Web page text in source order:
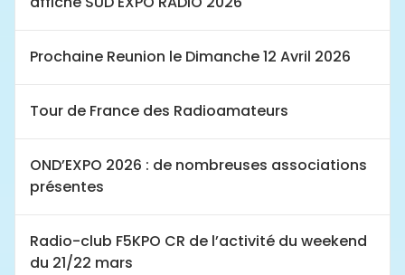
Prochaine Reunion le Dimanche 12 Avril 2026
Tour de France des Radioamateurs
OND’EXPO 2026 : de nombreuses associations
présentes
Radio-club F5KPO CR de l’activité du weekend
du 21/22 mars